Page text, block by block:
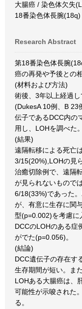
大腸癌 / 染色体欠失
18番染色体長腕(18q)
Research Abstract
第18番染色体長腕
癌の再発や予後との
(材料および方法)
術後、3年以上経過
(DukesA 10例、B 23
伝子であるDCC内の
用し、LOHを調べた。
(結果)
遠隔転移による死亡
3/15(20%),LOHの見
治癒切除例で、遠隔
が見られないもので
6/18(33%)であった
が、有意に生存に関
型(p=0.002)を考慮に
DCCのLOHのある症
がでた(p=0.056)。
(結論)
DCC遺伝子の存在す
生存期間が短い。ま
LOHある大腸癌は、
可能性が示唆された
る。